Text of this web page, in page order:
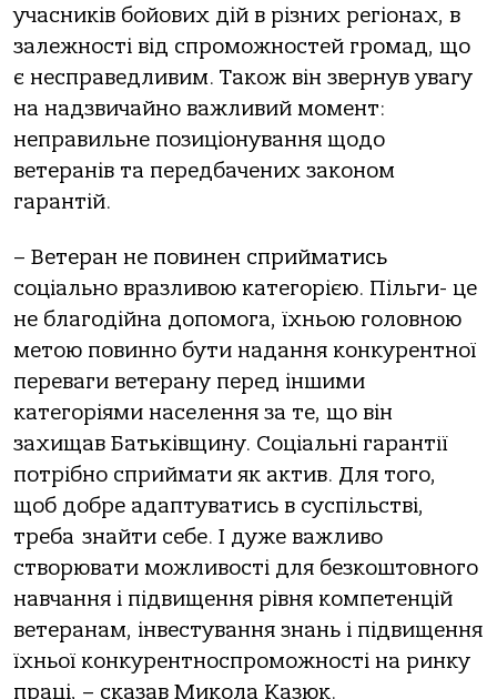
учасників бойових дій в різних регіонах, в
залежності від спроможностей громад, що
є несправедливим. Також він звернув увагу
на надзвичайно важливий момент:
неправильне позиціонування щодо
ветеранів та передбачених законом
гарантій.
– Ветеран не повинен сприйматись
соціально вразливою категорією. Пільги- це
не благодійна допомога, їхньою головною
метою повинно бути надання конкурентної
переваги ветерану перед іншими
категоріями населення за те, що він
захищав Батьківщину. Соціальні гарантії
потрібно сприймати як актив. Для того,
щоб добре адаптуватись в суспільстві,
треба знайти себе. І дуже важливо
створювати можливості для безкоштовного
навчання і підвищення рівня компетенцій
ветеранам, інвестування знань і підвищення
їхньої конкурентноспроможності на ринку
праці, – сказав Микола Казюк.